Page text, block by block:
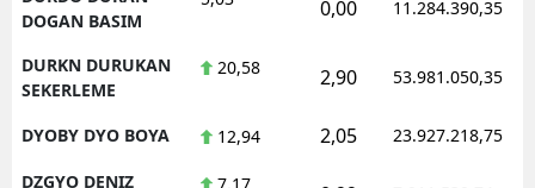
DOGAN BASIM
0,00 11.284.390,35
DURKN DURUKAN
SEKERLEME
20,58 2,90 53.981.050,35
DYOBY DYO BOYA 12,94 2,05 23.927.218,75
DZGYO DENIZ